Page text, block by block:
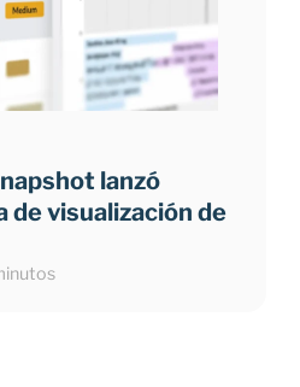
lanzó
visualización de